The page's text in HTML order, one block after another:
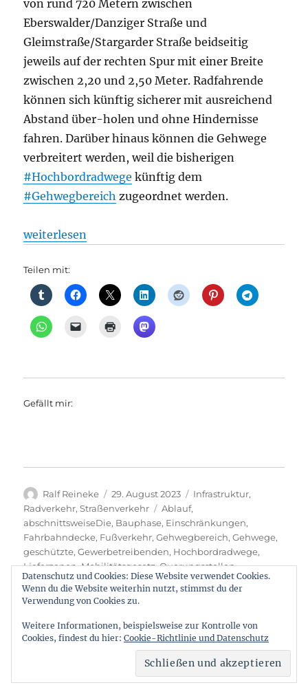
von rund 720 Metern zwischen
Eberswalder/Danziger Straße und
Gleimstraße/Stargarder Straße beidseitig
jeweils auf der rechten Spur mit einer Breite
zwischen 2,20 und 2,50 Meter. Radfahrende
können sich künftig sicherer mit ausreichend
Abstand über-holen und ohne Hindernisse
fahren. Darüber hinaus können die Gehwege
verbreitert werden, weil die bisherigen
#Hochbordradwege künftig dem
#Gehwegbereich zugeordnet werden.
„Straßenverkehr: Baubeginn für Radfahrstreifen
weiterlesen
Teilen mit:
Gefällt mir:
Autor
Ralf Reineke
Veröffentlicht
am
29. August 2023 Kategorien
Infrastruktur,
Radverkehr,Straßenverkehr Schlagwörter
Ablauf,
abschnittsweiseDie, Bauphase, Einschränkungen,
Fahrbahndecke, Fußverkehr,Gehwegbereich,Gehwege,
geschützte,Gewerbetreibenden, Hochbordradwege,
Lieferzonen,Mobilitätsgesetz,Querungsstellen,
Radfahrstreifen,Schönhauser ,Sichtachsen,Umbau,
Verkehrsraum,Verkehrssicherheit, witterungsabhängig
Seitennummerierung
NÄC
Datenschutz und Cookies: Diese Website verwendet Cookies.
Wenn du die Website weiterhin nutzt, stimmst du der
Verwendung von Cookies zu.
Weitere Informationen, beispielsweise zur Kontrolle von
Cookies, findest du hier: Cookie-Richtlinie und Datenschutz